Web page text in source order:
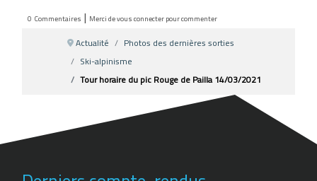
0 Commentaires | Merci de vous connecter pour commenter
Actualité
Photos des dernières sorties
Ski-alpinisme
Tour horaire du pic Rouge de Pailla 14/03/2021